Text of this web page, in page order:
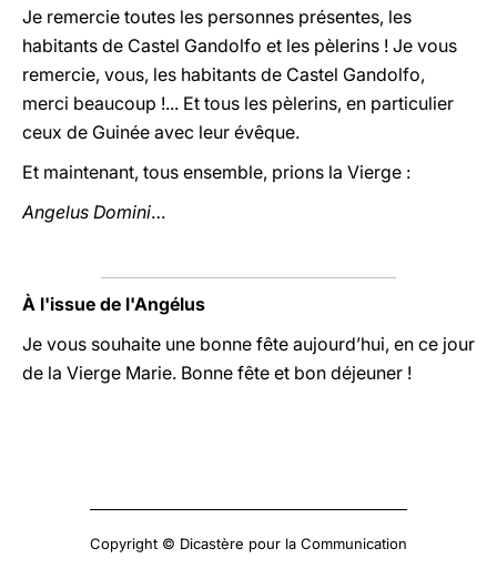
Je remercie toutes les personnes présentes, les
habitants de Castel Gandolfo et les pèlerins ! Je vous
remercie, vous, les habitants de Castel Gandolfo,
merci beaucoup !... Et tous les pèlerins, en particulier
ceux de Guinée avec leur évêque.
Et maintenant, tous ensemble, prions la Vierge :
Angelus Domini…
À l'issue de l'Angélus
Je vous souhaite une bonne fête aujourd’hui, en ce jour
de la Vierge Marie. Bonne fête et bon déjeuner !
Copyright © Dicastère pour la Communication